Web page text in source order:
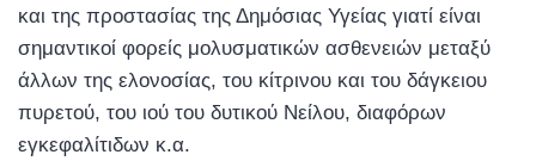
και της προστασίας της Δημόσιας Υγείας γιατί είναι
σημαντικοί φορείς μολυσματικών ασθενειών μεταξύ
άλλων της ελονοσίας, του κίτρινου και του δάγκειου
πυρετού, του ιού του δυτικού Νείλου, διαφόρων
εγκεφαλίτιδων κ.α.